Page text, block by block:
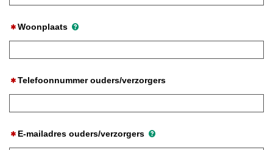
Woonplaats
Telefoonnummer ouders/verzorgers
E-mailadres ouders/verzorgers